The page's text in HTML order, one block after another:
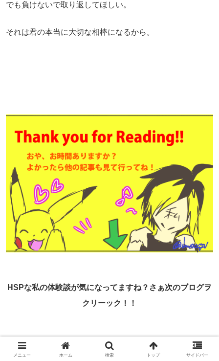
でも負けないで取り返してほしい。
それは君の本当に大切な相棒になるから。
HSPな私の体験談が気になってますね？さぁ次のブログヲ
クリーック！！
【HSP】HSP特徴別、こうすると生きやすいブロ
グ集！【保存版】
メニュー ホーム 検索 トップ サイドバー